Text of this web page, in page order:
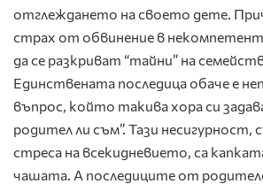
отглеждането на своето дете.
страх от обвинение в
да се разкриват “тайни” на
Единствената последица обаче е
въпрос, който такива хора си
родител ли съм”. Тази несигурност,
стреса на всекидневието, са
чашата. А последиците от